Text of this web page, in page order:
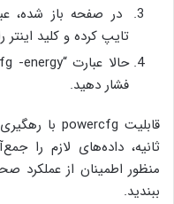
تایپ کرده و کلید اینتر
فشار دهید.
ثانیه، داده‌های لازم را
منظور اطمینان از عملکرد
ببندید.